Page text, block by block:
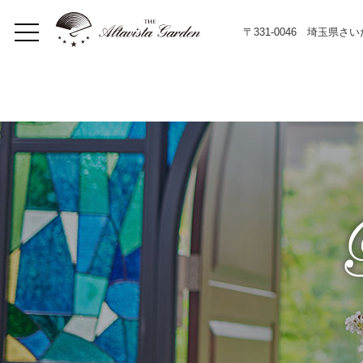
〒331-0046 埼玉県さい
Concept
Restaurant
イベント
メニュー
Lunch
Dinner
Bar